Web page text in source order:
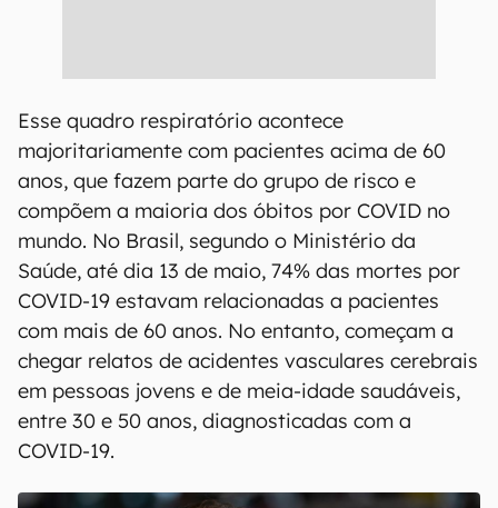
Esse quadro respiratório acontece
majoritariamente com pacientes acima de 60
anos, que fazem parte do grupo de risco e
compõem a maioria dos óbitos por COVID no
mundo. No Brasil, segundo o Ministério da
Saúde, até dia 13 de maio, 74% das mortes por
COVID-19 estavam relacionadas a pacientes
com mais de 60 anos. No entanto, começam a
chegar relatos de acidentes vasculares cerebrais
em pessoas jovens e de meia-idade saudáveis,
entre 30 e 50 anos, diagnosticadas com a
COVID-19.